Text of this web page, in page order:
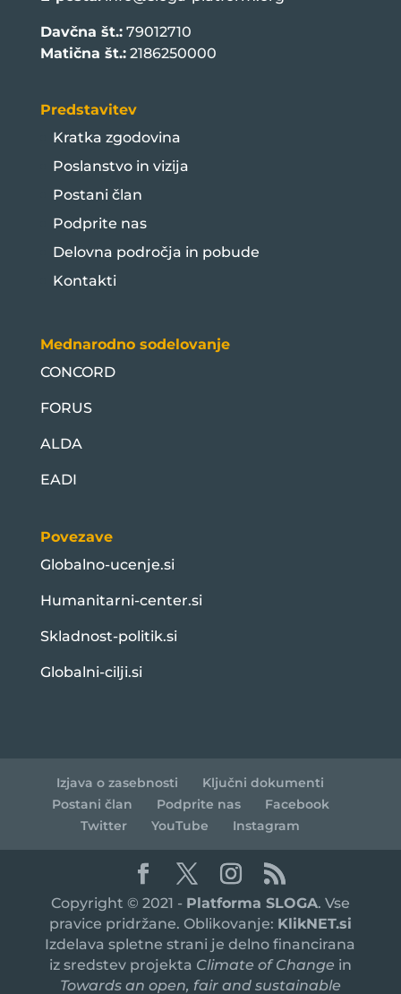
Davčna št.:79012710
Matična št.:2186250000
Predstavitev
Kratka zgodovina
Poslanstvo in vizija
Postani član
Podprite nas
Delovna področja in pobude
Kontakti
Mednarodno sodelovanje
CONCORD
FORUS
ALDA
EADI
Povezave
Globalno-ucenje.si
Humanitarni-center.si
Skladnost-politik.si
Globalni-cilji.si
Izjava o zasebnosti
Ključni dokumenti
Postani član
Podprite nas
Facebook
Twitter
YouTube Instagram
Copyright © 2021 - Platforma SLOGA. Vse
pravice pridržane. Oblikovanje: KlikNET.si
Izdelava spletne strani je delno financirana
iz sredstev projekta Climate of Change in
Towards an open, fair and sustainable